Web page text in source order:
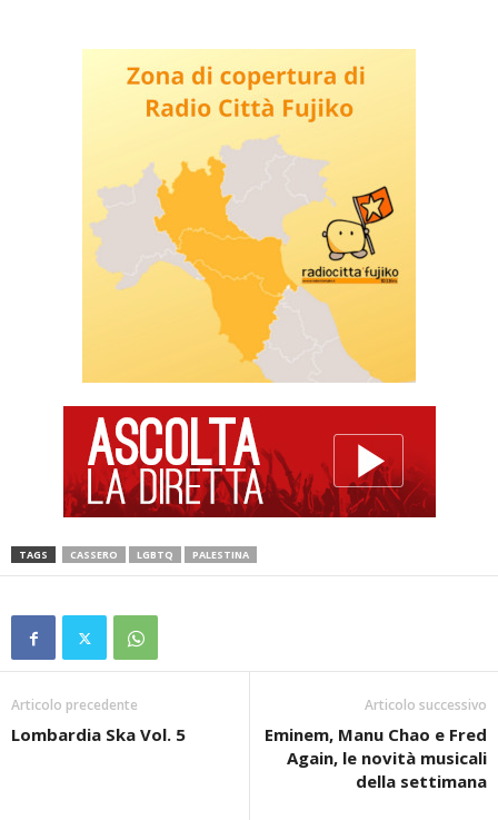
TAGS CASSERO LGBTQ PALESTINA
Articolo precedente
Lombardia Ska Vol. 5
Articolo successivo
Eminem, Manu Chao e Fred
Again, le novità musicali
della settimana